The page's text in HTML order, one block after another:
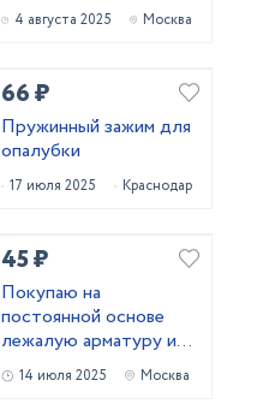
4 августа 2025 Москва
66 ₽
Пружинный зажим для
опалубки
17 июля 2025 Краснодар
45 ₽
Покупаю на
постоянной основе
лежалую арматуру и
металлопрокат!
Самовывоз
14 июля 2025 Москва